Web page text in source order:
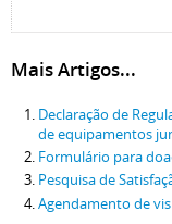
Mais Artigos...
Declaração de
de equipamentos
Formulário para
Pesquisa de
Agendamento de